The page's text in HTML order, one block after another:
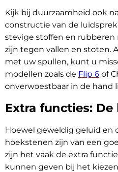
Kijk bij duurzaamheid ook
constructie van de
stevige stoffen en
zijn tegen vallen en stoten.
met uw spullen, kunt u
modellen zoals de Flip 6 of
onverwoestbaar in de hand
Extra functies:
Hoewel geweldig geluid en
hoekstenen zijn van een
zijn het vaak de extra
kunnen geven bij het